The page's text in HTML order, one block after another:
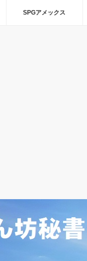
SPGアメックス